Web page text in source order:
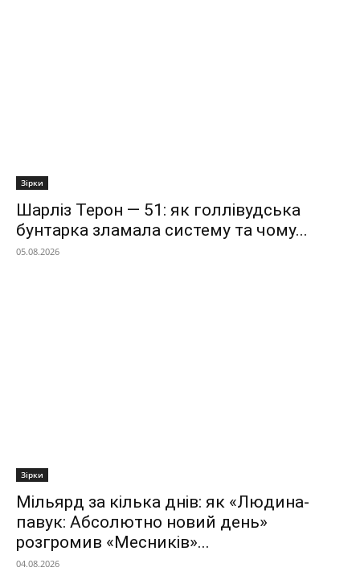
Зірки
Шарліз Терон — 51: як голлівудська
бунтарка зламала систему та чому...
05.08.2026
Зірки
Мільярд за кілька днів: як «Людина-
павук: Абсолютно новий день»
розгромив «Месників»...
04.08.2026